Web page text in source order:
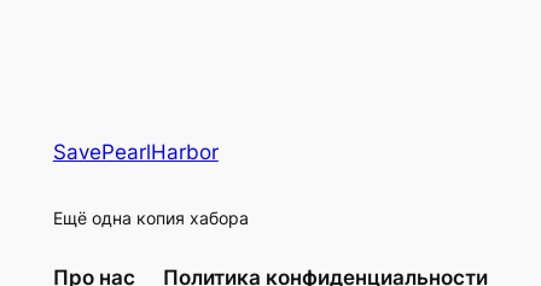
SavePearlHarbor
Ещё одна копия хабора
Про нас Политика конфиденциальности